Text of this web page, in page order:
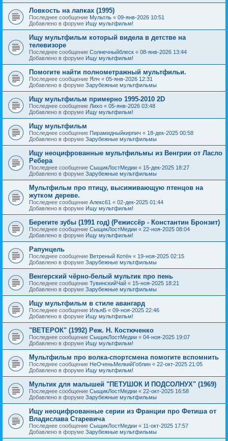
Ловкость на лапках (1995)
Последнее сообщение Мультль « 09-янв-2026 10:51
Добавлено в форуме Ищу мультфильм!
Ищу мультфильм который видела в детстве на
телевизоре
Последнее сообщение Солнечныйблеск « 08-янв-2026 13:44
Добавлено в форуме Ищу мультфильм!
Помогите найти полнометражный мультфильи.
Последнее сообщение Ялч « 05-янв-2026 12:31
Добавлено в форуме Зарубежные мультфильмы
Ищу мультфильм примерно 1995-2010 2D
Последнее сообщение Лихо « 05-янв-2026 03:48
Добавлено в форуме Ищу мультфильм!
Ищу мультфильм
Последнее сообщение Пирамидныйкирпич « 18-дек-2025 00:58
Добавлено в форуме Зарубежные мультфильмы
Ищу неоцифрованные мультфильмы из Венгрии от Ласло
Ребера
Последнее сообщение СыщикЛостМедии « 15-дек-2025 18:27
Добавлено в форуме Зарубежные мультфильмы
Мультфильм про птицу, высиживающую птенцов на
жутком дереве.
Последнее сообщение Алекс61 « 02-дек-2025 01:44
Добавлено в форуме Ищу мультфильм!
Берегите зубы (1991 год) (Режиссёр - Константин Бронзит)
Последнее сообщение СыщикЛостМедии « 22-ноя-2025 08:04
Добавлено в форуме Ищу мультфильм!
Рапунцель
Последнее сообщение Ветреный Котён « 19-ноя-2025 02:15
Добавлено в форуме Зарубежные мультфильмы
Венгерский чёрно-белый мультик про пень
Последнее сообщение ТувинскийЧай « 15-ноя-2025 18:21
Добавлено в форуме Зарубежные мультфильмы
Ищу мультфильм в стиле авангард
Последнее сообщение ИльяБ « 09-ноя-2025 22:46
Добавлено в форуме Ищу мультфильм!
"ВЕТЕРОК" (1992) Реж. Н. Костюченко
Последнее сообщение СыщикЛостМедии « 04-ноя-2025 19:07
Добавлено в форуме Ищу мультфильм!
Мультфильм про волка-спортсмена помогите вспомнить
Последнее сообщение НеОченьМелкийГоблин « 22-окт-2025 21:05
Добавлено в форуме Ищу мультфильм!
Мультик для малышей "ПЕТУШОК И ПОДСОЛНУХ" (1969)
Последнее сообщение СыщикЛостМедии « 22-окт-2025 16:58
Добавлено в форуме Зарубежные мультфильмы
Ищу неоцифрованные серии из Франции про Фетиша от
Владислава Старевича
Последнее сообщение СыщикЛостМедии « 11-окт-2025 17:57
Добавлено в форуме Зарубежные мультфильмы